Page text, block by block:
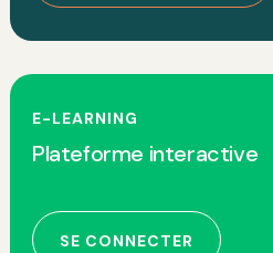
E-LEARNING
Plateforme interactive
SE CONNECTER